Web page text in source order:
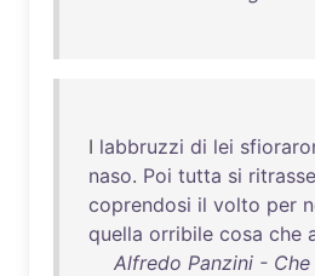
I labbruzzi di lei
naso. Poi tutta si ritrasse
coprendosi il volto per
quella orribile cosa che
Alfredo Panzini -